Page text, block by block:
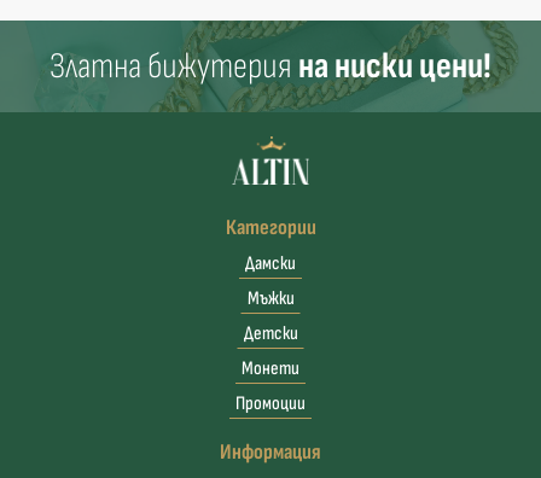
Златна бижутерия на ниски цени!
Категории
Дамски
Мъжки
Детски
Монети
Промоции
Информация